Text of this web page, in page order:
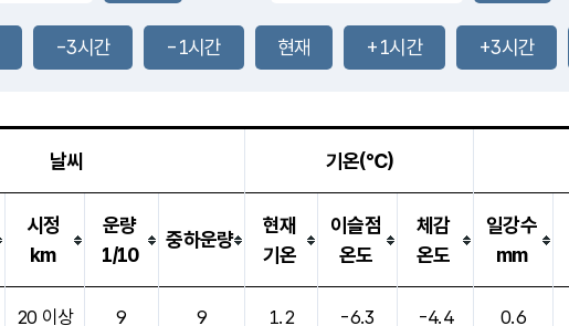
1.4m/s
28.0
℃
29.4℃
1.0m/s
-mm
-mm
-3시간 -1시간 현재 +1시간 +3시간
날씨 기온(℃)
시정
km
운량
1/10
중하운량
현재
기온
이슬점
온도
체감
온도
일강수
mm
20 이상 9 9 1.2 -6.3 -4.4 0.6